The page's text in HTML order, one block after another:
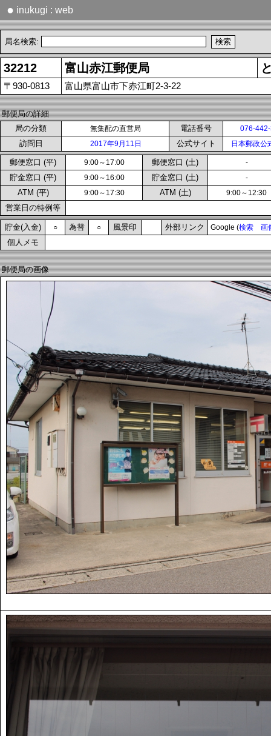
● inukugi : web
局名検索:
32212 富山赤江郵便局
〒930-0813 富山県富山市下赤江町2-3-22
郵便局の詳細
局の分類
無集配の直営局 電話番号 076-
訪問日 2017年9月11日 公式サイト 日本郵政公
郵便窓口 (平) 9:00～17:00 郵便窓口 (土) -
貯金窓口 (平) 9:00～16:00 貯金窓口 (土) -
ATM (平) 9:00～17:30 ATM (土) 9:00～12:30
営業日の特例等
貯金(入金) ○ 為替 ○ 風景印 外部リンク Google (検索 画
個人メモ
郵便局の画像